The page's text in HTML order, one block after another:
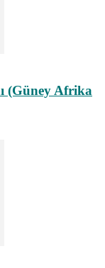
(Güney Afrika